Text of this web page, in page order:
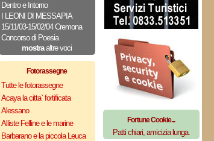
Dentro e Intorno
I LEONI DI MESSAPIA
15/11/03-15/02/04 Cremona
Concorso di Poesia
mostraaltre voci
Fotorassegne
Tutte le fotorassegne
Acaya la citta` fortificata
Alessano
Alliste Felline e le marine
Barbarano e la piccola Leuca
Fortune Cookie...
Patti chiari, amicizia lunga.